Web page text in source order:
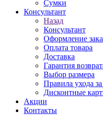
Сумки
Консультант
Назад
Консультант
Оформление
Оплата товара
Доставка
Гарантия
Выбор размера
Правила ухода
Дисконтные
Акции
Контакты